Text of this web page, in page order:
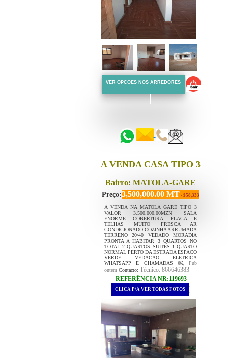
VER OPCOES NOS ARREDORES
A VENDA CASA TIPO 3
Bairro: MATOLA-GARE
Preço:3,500,000.00 MT - $58,333
A VENDA NA MATOLA GARE TIPO 3
VALOR 3.500.000.00MZN SALA
ENORME COBERTURA PLACA E
TELHAS MUITO FRESCA AR
CONDICIONADO COZINHA ARRUMADA
TERRENO 20/40 VEDADO MORADIA
PRONTA A HABITAR 3 QUARTOS NO
TOTAL 2 QUARTOS SUITES 1 QUARTO
NORMAL PERTO DA ESTRADA ESPACO
VERDE VEDACAO ELETRICA
WHATSAPP E CHAMADAS ￼⁨, Pub
ontem Contacto: Técnico: 866646383
REFERÊNCIA NR:119693
.
CLICA P/A VER TODAS FOTOS .